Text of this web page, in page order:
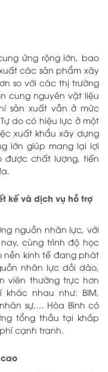
ứng rộng lớn, bao
các sản phẩm xây
so với các thị trường
cung nguyên vật liệu
sản xuất vẫn ở mức
do có hiệu lực ở một
xuất khẩu xây dựng
lớn giúp mang lại lợi
được chất lượng, tiến
kế và dịch vụ hỗ trợ
nguồn nhân lực, với
cùng trình độ học
nền kinh tế đang phát
nhân lực dồi dào,
viên thường trực hơn
khác nhau như: BIM,
sự,… Hòa Bình có
tổng thầu tại khắp
cạnh tranh.